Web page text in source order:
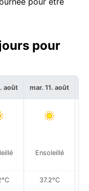
pour
août mar. 11. août
Ensoleillé
37.2°C